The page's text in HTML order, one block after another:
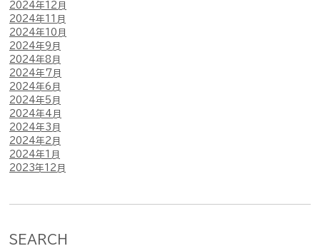
2024年12月
2024年11月
2024年10月
2024年9月
2024年8月
2024年7月
2024年6月
2024年5月
2024年4月
2024年3月
2024年2月
2024年1月
2023年12月
SEARCH